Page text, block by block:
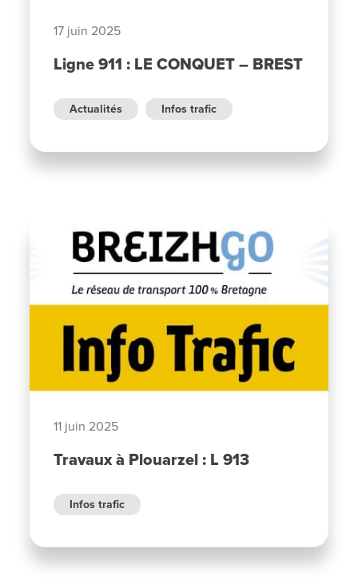
17 juin 2025
Ligne 911 : LE CONQUET – BREST
Actualités Infos trafic
11 juin 2025
Travaux à Plouarzel : L 913
Infos trafic